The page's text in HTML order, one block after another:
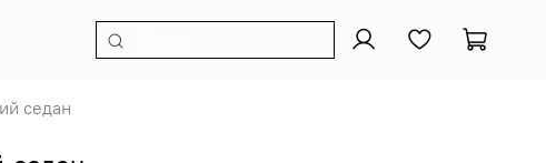
седан